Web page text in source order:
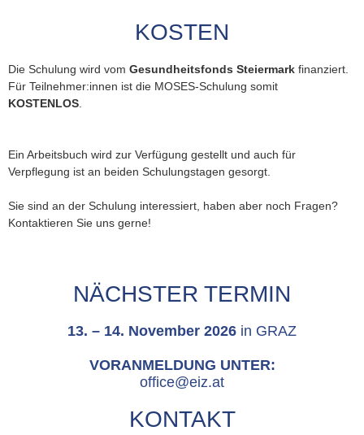
KOSTEN
Die Schulung wird vom Gesundheitsfonds Steiermark finanziert.
Für Teilnehmer:innen ist die MOSES-Schulung somit
KOSTENLOS
Ein Arbeitsbuch wird zur Verfügung gestellt und auch für
Verpflegung ist an beiden Schulungstagen gesorgt.
Sie sind an der Schulung interessiert, haben aber noch Fragen?
Kontaktieren Sie uns gerne!
NÄCHSTER TERMIN
13. – 14. November 2026 in GRAZ
VORANMELDUNG UNTER:
office@eiz.at
KONTAKT